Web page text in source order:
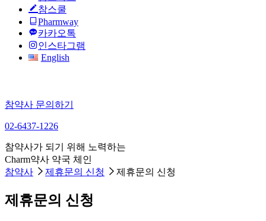
참스쿨
Pharmway
카카오톡
인스타그램
English
참약사 문의하기
02-6437-1226
참약사가 되기 위해 노력하는
Charm약사 약국 체인
참약사
제휴문의 신청 제휴문의 신청
제휴문의 신청